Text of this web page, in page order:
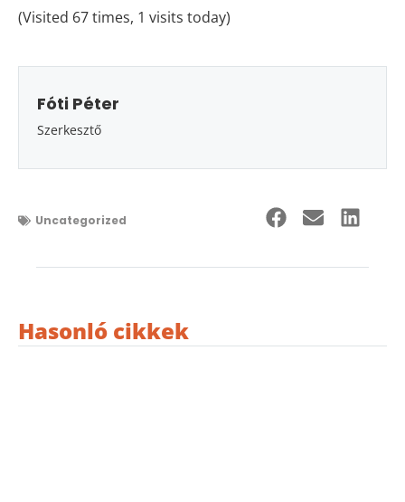
(Visited 67 times, 1 visits today)
Fóti Péter
Szerkesztő
Uncategorized
Hasonló cikkek